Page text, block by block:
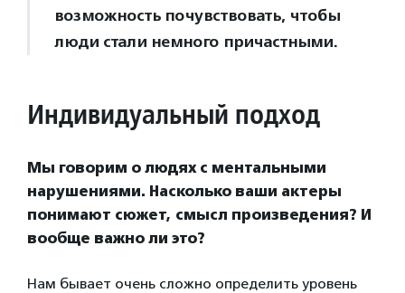
возможность почувствовать, чтобы
люди стали немного причастными.
Индивидуальный подход
Мы говорим о людях с ментальными
нарушениями. Насколько ваши актеры
понимают сюжет, смысл произведения? И
вообще важно ли это?
Нам бывает очень сложно определить уровень